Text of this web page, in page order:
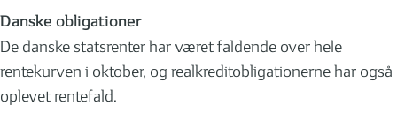
Danske obligationer
De danske statsrenter har været faldende over hele
rentekurven i oktober, og realkreditobligationerne har også
oplevet rentefald.